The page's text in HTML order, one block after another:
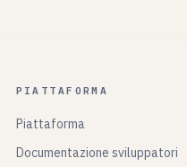
PIATTAFORMA
Piattaforma
Documentazione sviluppatori